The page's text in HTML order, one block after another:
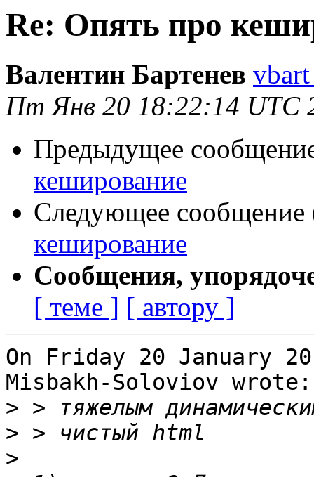
Re: Опять про
Валентин Бартенев
Пт Янв 20 18:22:14 UTC
Предыдущее
кеширование
Следующее сообщение
кеширование
Сообщения,
[ теме ] [ автору ]
On Friday 20 January
Misbakh-Soloviov wrote:
>
>
>